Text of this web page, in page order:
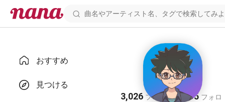
おすすめ
見つける
トシック♪🦄✨
3,026 フォロワ 2,595 フォロ